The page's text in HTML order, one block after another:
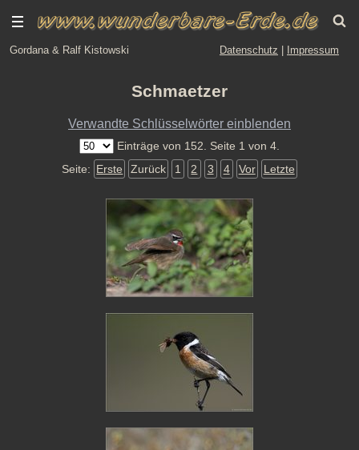
Gordana & Ralf Kistowski Datenschutz Impressum
Schmaetzer
Verwandte Schlüsselwörter einblenden
Einträge von 152. Seite 1 von 4.
Seite: Erste Zurück 1 2 3 4 Vor Letzte